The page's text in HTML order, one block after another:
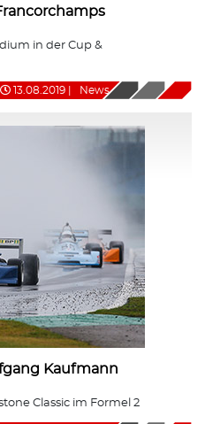
in der Cup &
13.08.2019 News
Kaufmann
Classic im Formel 2